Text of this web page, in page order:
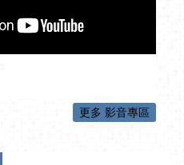
更多 影音專區